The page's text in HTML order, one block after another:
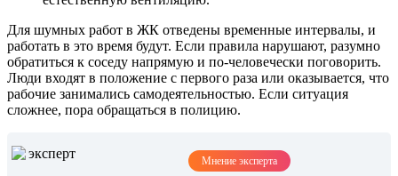
Для шумных работ в ЖК отведены временные интервалы, и
работать в это время будут. Если правила нарушают, разумно
обратиться к соседу напрямую и по-человечески поговорить.
Люди входят в положение с первого раза или оказывается, что
рабочие занимались самодеятельностью. Если ситуация
сложнее, пора обращаться в полицию.
Мнение эксперта